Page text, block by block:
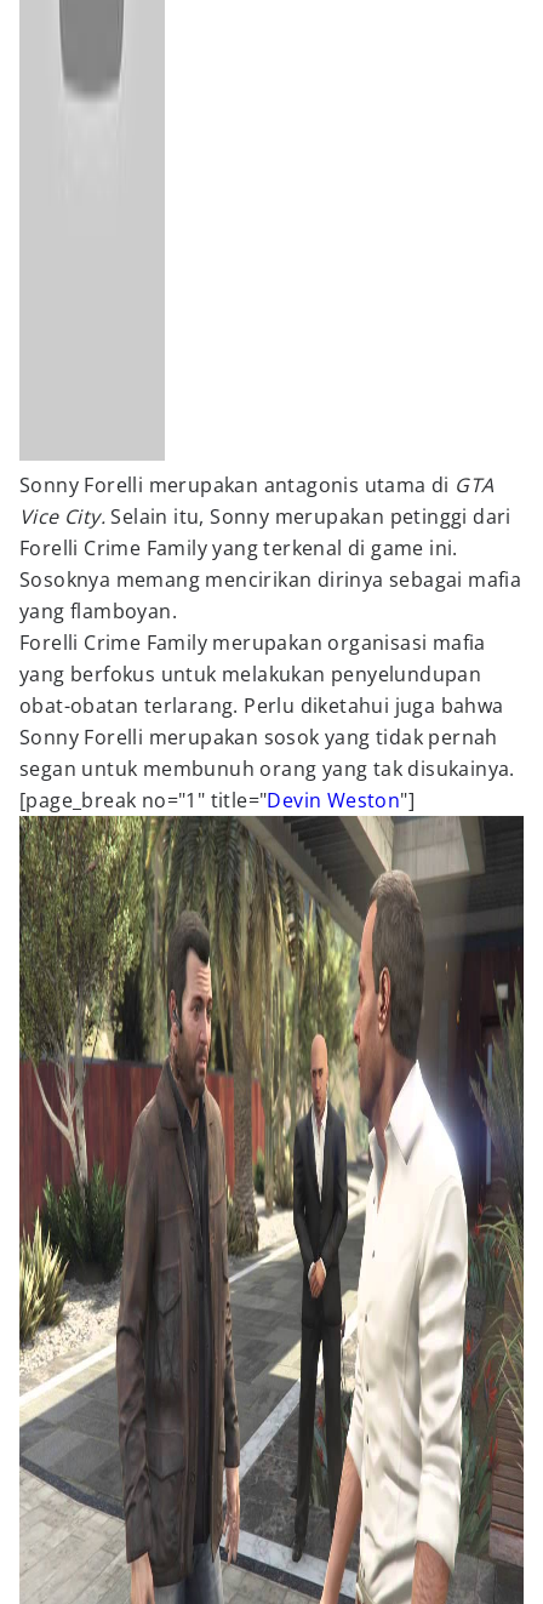
Sonny Forelli merupakan antagonis utama di GTA
Vice City.Selain itu, Sonny merupakan petinggi dari
Forelli Crime Family yang terkenal di game ini.
Sosoknya memang mencirikan dirinya sebagai mafia
yang flamboyan.
Forelli Crime Family merupakan organisasi mafia
yang berfokus untuk melakukan penyelundupan
obat-obatan terlarang. Perlu diketahui juga bahwa
Sonny Forelli merupakan sosok yang tidak pernah
segan untuk membunuh orang yang tak disukainya.
[page_break no="1" title="Devin Weston"]